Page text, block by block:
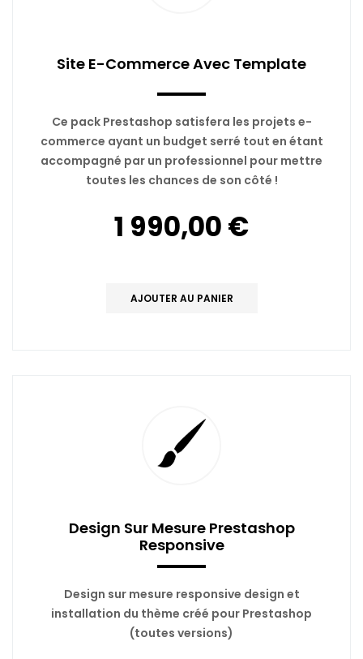
Site E-Commerce Avec Template
Ce pack Prestashop satisfera les projets e-
commerce ayant un budget serré tout en étant
accompagné par un professionnel pour mettre
toutes les chances de son côté !
1 990,00 €
AJOUTER AU PANIER
Design Sur Mesure Prestashop
Responsive
Design sur mesure responsive design et
installation du thème créé pour Prestashop
(toutes versions)